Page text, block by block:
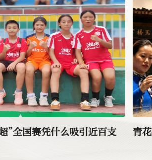
”全国赛凭什么吸引近百支
青